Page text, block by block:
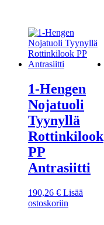
1-Hengen
Nojatuoli
Tyynyllä
Rottinkilook
PP
Antrasiitti
190,26 € Lisää
ostoskoriin